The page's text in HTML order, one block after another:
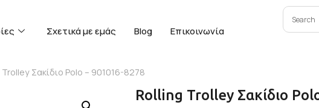
Σχετικά με εμάς Blog Επικοινωνία
Σακίδιο Polo – 901016-8278
Rolling Trolley Σακίδιο